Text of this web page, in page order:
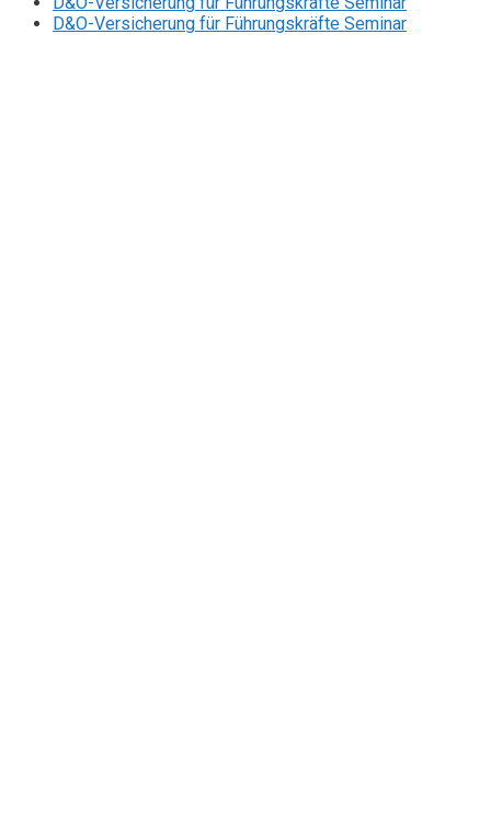
D&O-Versicherung für Führungskräfte Seminar